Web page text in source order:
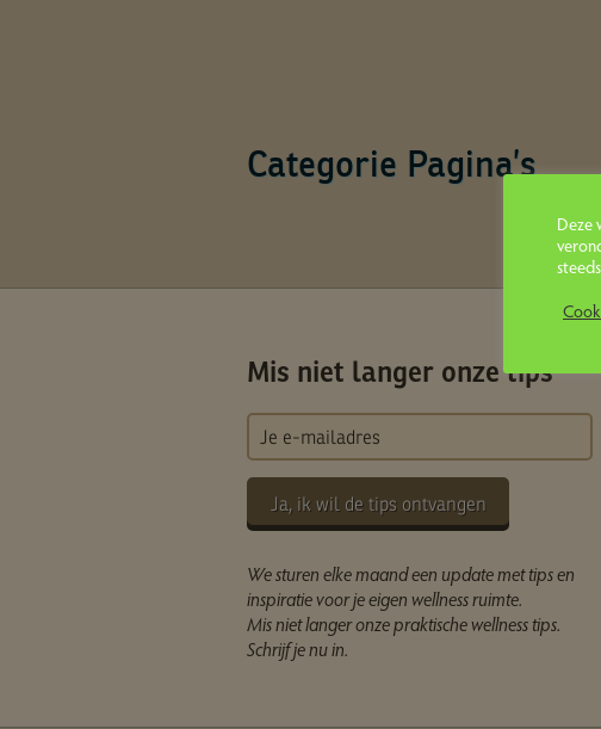
Categorie Pagina’s
Mis niet langer onze tips
Ja, ik wil de tips ontvangen
We sturen elke maand een update met tips en
inspiratie voor je eigen wellness ruimte.
Mis niet langer onze praktische wellness tips.
Schrijf je nu in.
Deze